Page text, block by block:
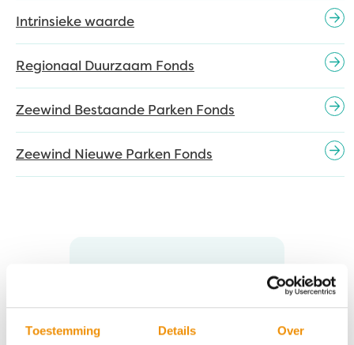
Toestemming Details Over
Intrinsieke waarde
Regionaal Duurzaam Fonds
Zeewind Bestaande Parken Fonds
Zeewind Nieuwe Parken Fonds
Stuur een e-mail naar
info@meewind.nlof gebruik ons